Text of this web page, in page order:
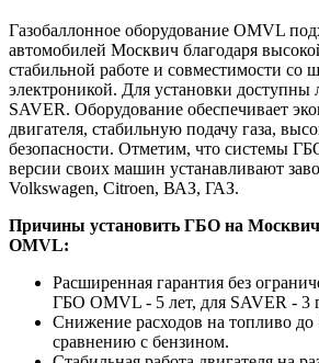
Газобаллонное оборудование OMVL
автомобилей Москвич благодаря
стабильной работе и совместимости со
электроникой. Для установки
SAVER. Оборудование обеспечивает
двигателя, стабильную подачу газа,
безопасности. Отметим, что системы
версии своих машин устанавливают
Volkswagen, Citroen, ВАЗ, ГАЗ.
Причины установить ГБО на Москвич
OMVL:
Расширенная гарантия без
ГБО OMVL - 5 лет, для SAVER - 3
Снижение расходов на топливо до
сравнению с бензином.